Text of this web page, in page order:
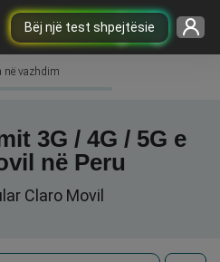
Bëj një test shpejtësie
në vazhdim
3G / 4G / 5G e
në Peru
Claro Movil